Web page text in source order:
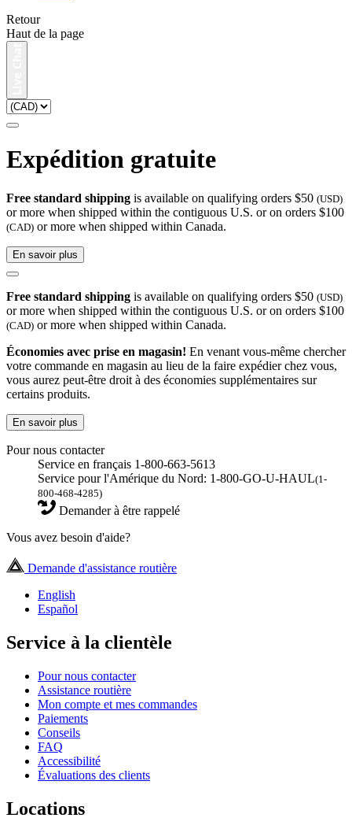
Retour
Haut de la page
Expédition gratuite
Free standard shipping is available on qualifying orders $50 (USD)
or more when shipped within the contiguous U.S. or on orders $100
(CAD) or more when shipped within Canada.
En savoir plus
Free standard shipping is available on qualifying orders $50 (USD)
or more when shipped within the contiguous U.S. or on orders $100
(CAD) or more when shipped within Canada.
Économies avec prise en magasin! En venant vous-même chercher
votre commande en magasin au lieu de la faire expédier chez vous,
vous aurez peut-être droit à des économies supplémentaires sur
certains produits.
En savoir plus
Pour nous contacter
Service en français 1-800-663-5613
Service pour l'Amérique du Nord: 1-800-GO-U-HAUL(1-
800-468-4285)
Demander à être rappelé
Vous avez besoin d'aide?
Demande d'assistance routière
English
Español
Service à la clientèle
Pour nous contacter
Assistance routière
Mon compte et mes commandes
Paiements
Conseils
FAQ
Accessibilité
Évaluations des clients
Locations